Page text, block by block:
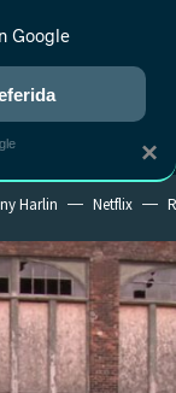
NUEVO
RANKINGS CINE
Harlin Netflix
×
Google